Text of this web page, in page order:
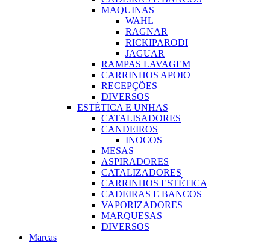
MAQUINAS
WAHL
RAGNAR
RICKIPARODI
JAGUAR
RAMPAS LAVAGEM
CARRINHOS APOIO
RECEPÇÕES
DIVERSOS
ESTÉTICA E UNHAS
CATALISADORES
CANDEIROS
INOCOS
MESAS
ASPIRADORES
CATALIZADORES
CARRINHOS ESTÉTICA
CADEIRAS E BANCOS
VAPORIZADORES
MARQUESAS
DIVERSOS
Marcas